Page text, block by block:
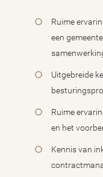
Ruime
een
Uitgebreide
Ruime
en het
Kennis van